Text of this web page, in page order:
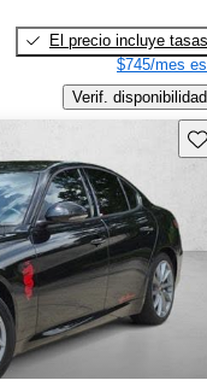
El precio incluye tasas
$745/mes
Verif. disponibilidad